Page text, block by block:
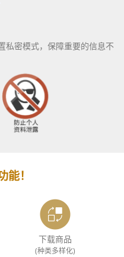
私密模式，保障重要的信息不
能！
下载商品
(种类多样化)